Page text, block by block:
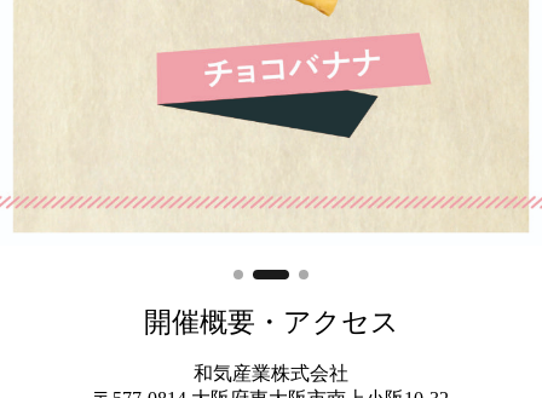
開催概要・アクセス
和気産業株式会社